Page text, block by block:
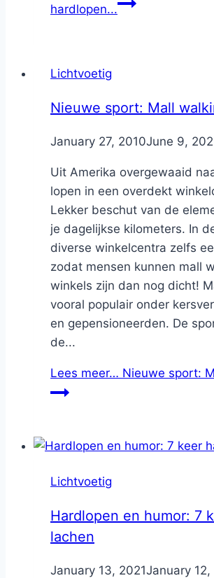
hardlopen...
Lichtvoetig
Nieuwe sport: Mall
ByNicole
January 27, 2010June 9,
Uit Amerika overgewaaid
lopen in een overdekt
Lekker beschut van de
je dagelijkse kilometers. In
diverse winkelcentra zelfs
zodat mensen kunnen mall
winkels zijn dan nog dicht!
vooral populair onder
en gepensioneerden. De
de...
Lees meer… Nieuwe sport:
Lichtvoetig
Hardlopen en humor: 7
lachen
ByNicole
January 13, 2021January 12,